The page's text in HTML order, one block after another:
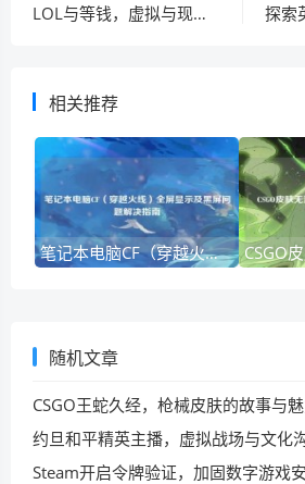
LOL与等钱，虚拟与现实经济的奇妙碰撞
相关推荐
笔记本电脑CF（穿越火线）全屏显示及黑屏问题解决指南
随机文章
CSGO王蛇久经，枪械皮肤的故事与
约旦和平精英主播，虚拟战场与文化
Steam开启令牌验证，加固数字游戏